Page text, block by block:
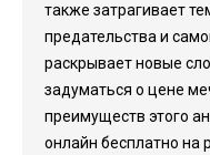
также затрагивает
предательства и
раскрывает новые
задуматься о цене
преимуществ этого
онлайн бесплатно на